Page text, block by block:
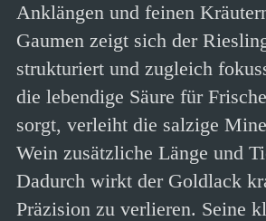
Anklängen und feinen
Gaumen zeigt sich der
strukturiert und zugleich
die lebendige Säure für
sorgt, verleiht die salzige
Wein zusätzliche Länge und
Dadurch wirkt der Goldlack
Präzision zu verlieren. Seine